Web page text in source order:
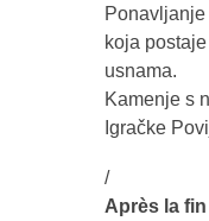
koja
usnama.
Kamenje s
Igračke
/
Après la